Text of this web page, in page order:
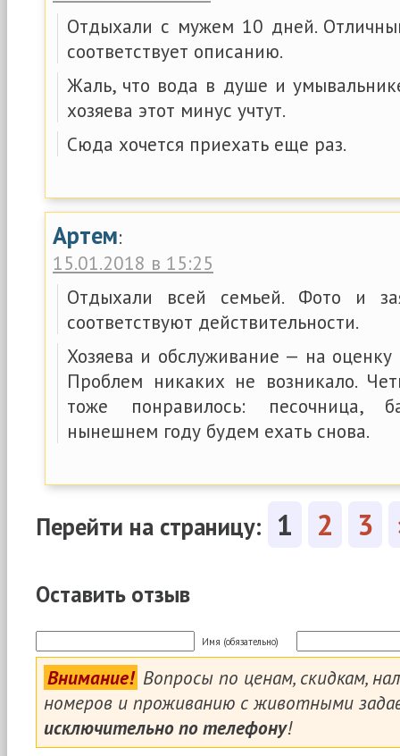
Отдыхали с мужем 10 дней.
соответствует описанию.
Жаль, что вода в душе и
хозяева этот минус учтут.
Сюда хочется приехать еще раз.
Артем:
15.01.2018 в 15:25
Отдыхали всей семьей. Фото и
соответствуют действительности.
Хозяева и обслуживание — на
Проблем никаких не возникало.
тоже понравилось: песочница,
нынешнем году будем ехать снова.
Перейти на страницу: 1 2 3
Оставить отзыв
Имя (обязательно)
Внимание! Вопросы по ценам, скидкам,
номеров и проживанию с животными
исключительно по телефону!